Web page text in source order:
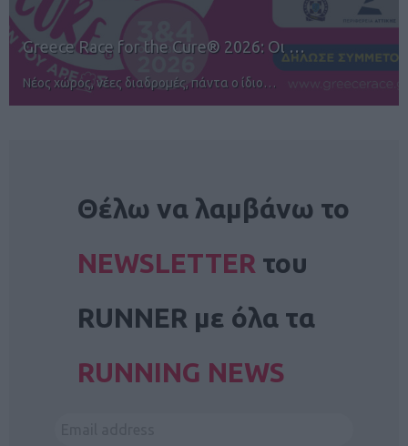
12ος TUI Rhodes Marathon: Άνοιγμα ε…
Αγώνες για όλους στην Ρόδο
Θέλω να λαμβάνω το
NEWSLETTER του
RUNNER με όλα τα
RUNNING NEWS